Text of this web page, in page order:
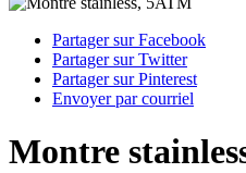
Partager sur Facebook
Partager sur Twitter
Partager sur Pinterest
Envoyer par courriel
Montre